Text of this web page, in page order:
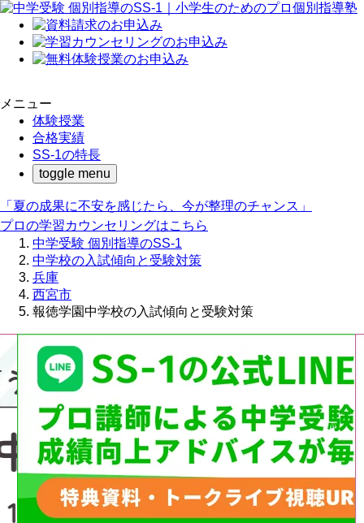
メニュー
体験授業
合格実績
SS-1の特長
toggle menu
「夏の成果に不安を感じたら、今が整理のチャンス」
プロの学習カウンセリングはこちら
中学受験 個別指導のSS-1
中学校の入試傾向と受験対策
兵庫
西宮市
報徳学園中学校の入試傾向と受験対策